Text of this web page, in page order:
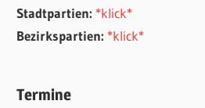
Stadtpartien: *klick*
Bezirkspartien: *klick*
Termine